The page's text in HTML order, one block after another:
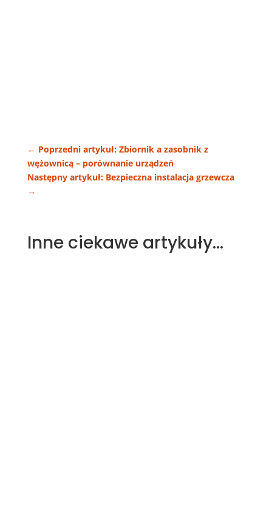
← Poprzedni artykuł: Zbiornik a zasobnik z
wężownicą – porównanie urządzeń
Następny artykuł: Bezpieczna instalacja grzewcza
→
Inne ciekawe artykuły…